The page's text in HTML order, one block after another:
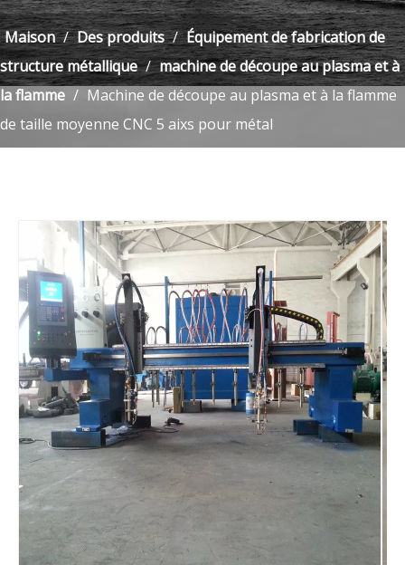
Maison / Des produits / Équipement de fabrication de
structure métallique / machine de découpe au plasma et à
la flamme / Machine de découpe au plasma et à la flamme
de taille moyenne CNC 5 aixs pour métal